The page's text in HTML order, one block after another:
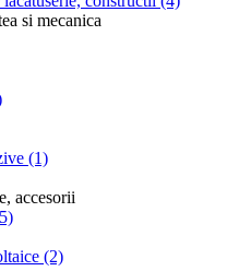
si mecanica
(1)
accesorii
(2)